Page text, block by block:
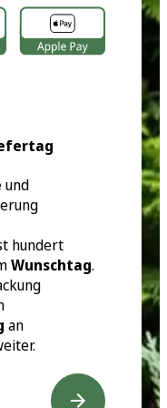
und
hundert
Wunschtag.
an